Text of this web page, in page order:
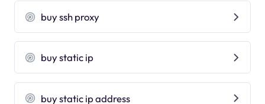
buy ssh proxy
buy static ip
buy static ip address